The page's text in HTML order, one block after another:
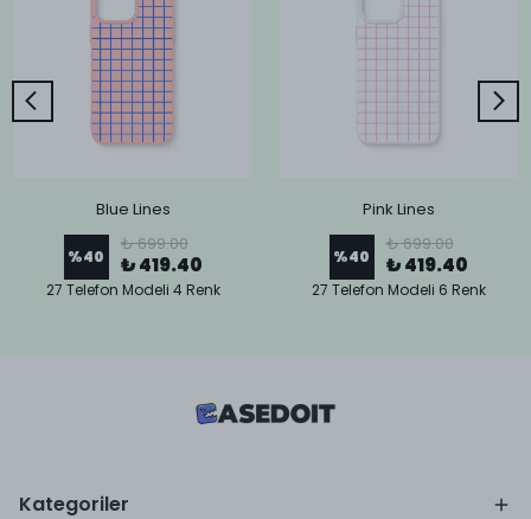
Blue Lines
%40
₺ 699.00
₺ 419.40
27 Telefon Modeli 4 Renk
Pink Lines
%40
₺ 699.00
₺ 419.40
27 Telefon Modeli 6 Renk
Kategoriler